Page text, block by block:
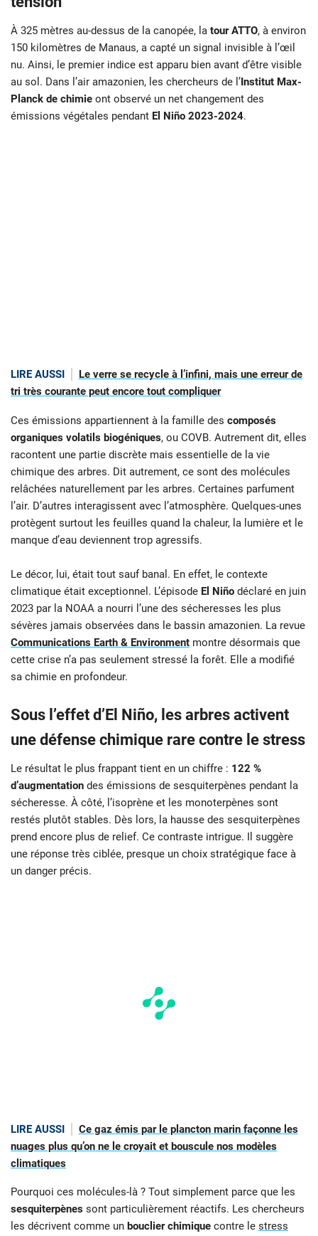
À 325 mètres au-dessus de la canopée, la tour ATTO, à environ
150 kilomètres de Manaus, a capté un signal invisible à l’œil
nu. Ainsi, le premier indice est apparu bien avant d’être visible
au sol. Dans l’air amazonien, les chercheurs de l’Institut Max-
Planck de chimie ont observé un net changement des
émissions végétales pendant El Niño 2023-2024.
LIRE AUSSI
Le verre se recycle à l’infini, mais une erreur de
tri très courante peut encore tout compliquer
Ces émissions appartiennent à la famille des composés
organiques volatils biogéniques, ou COVB. Autrement dit, elles
racontent une partie discrète mais essentielle de la vie
chimique des arbres. Dit autrement, ce sont des molécules
relâchées naturellement par les arbres. Certaines parfument
l’air. D’autres interagissent avec l’atmosphère. Quelques-unes
protègent surtout les feuilles quand la chaleur, la lumière et le
manque d’eau deviennent trop agressifs.
Le décor, lui, était tout sauf banal. En effet, le contexte
climatique était exceptionnel. L’épisode El Niño déclaré en juin
2023 par la NOAA a nourri l’une des sécheresses les plus
sévères jamais observées dans le bassin amazonien. La revue
Communications Earth & Environment montre désormais que
cette crise n’a pas seulement stressé la forêt. Elle a modifié
sa chimie en profondeur.
Sous l’effet d’El Niño, les arbres activent
une défense chimique rare contre le stress
Le résultat le plus frappant tient en un chiffre : 122 %
d’augmentation des émissions de sesquiterpènes pendant la
sécheresse. À côté, l’isoprène et les monoterpènes sont
restés plutôt stables. Dès lors, la hausse des sesquiterpènes
prend encore plus de relief. Ce contraste intrigue. Il suggère
une réponse très ciblée, presque un choix stratégique face à
un danger précis.
LIRE AUSSI
Ce gaz émis par le plancton marin façonne les
nuages plus qu’on ne le croyait et bouscule nos modèles
climatiques
Pourquoi ces molécules-là ? Tout simplement parce que les
sesquiterpènes sont particulièrement réactifs. Les chercheurs
les décrivent comme un bouclier chimique contre le stress